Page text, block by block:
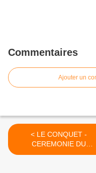
Commentaires
Ajouter un
< LE CONQUET -
CEREMONIE DU
SOUVENIR - 25